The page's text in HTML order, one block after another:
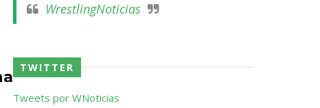
WrestlingNoticias
TWITTER
Tweets por WNoticias